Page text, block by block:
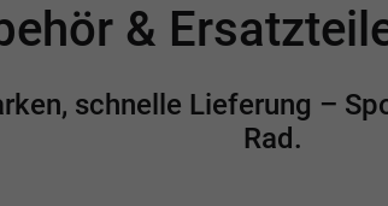
&
schnelle Lieferung –
Rad.